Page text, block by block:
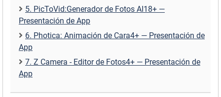
5. PicToVid:Generador de Fotos AI18+ —
Presentación de App
6. Photica: Animación de Cara4+ — Presentación de
App
7. Z Camera - Editor de Fotos4+ — Presentación de
App